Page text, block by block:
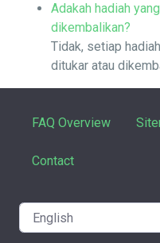
Adakah hadiah
dikembalikan?
Tidak, setiap
ditukar atau
FAQ Overview
Contact